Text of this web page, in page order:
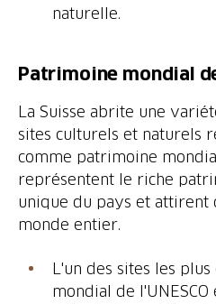
naturelle.
Patrimoine mondial
La Suisse abrite une
sites culturels et naturels
comme patrimoine
représentent le riche
unique du pays et attirent
monde entier.
L'un des sites les
mondial de